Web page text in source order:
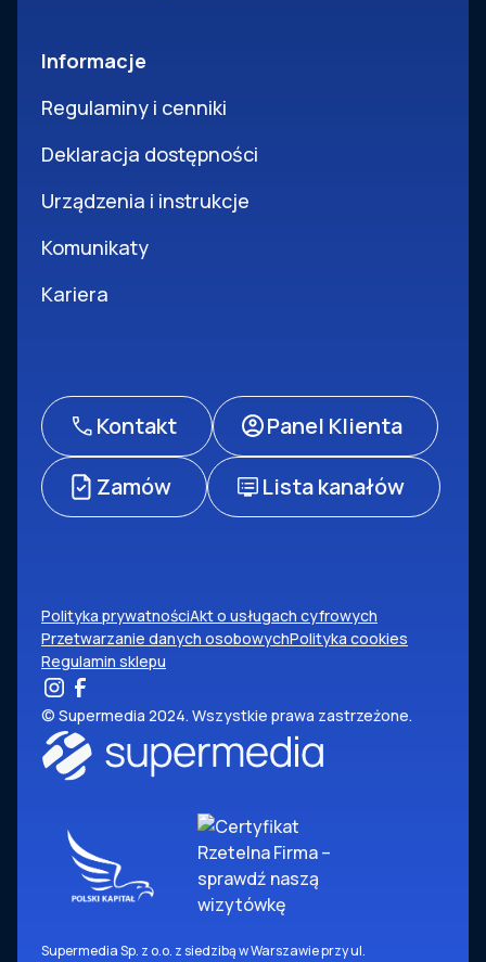
Informacje
Regulaminy i cenniki
Deklaracja dostępności
Urządzenia i instrukcje
Komunikaty
Kariera
Kontakt Panel Klienta
Zamów Lista kanałów
Polityka prywatnościAkt o usługach cyfrowych
Przetwarzanie danych osobowychPolityka cookies
Regulamin sklepu
© Supermedia 2024. Wszystkie prawa zastrzeżone.
Supermedia Sp. z o.o. z siedzibą w Warszawie przy ul.